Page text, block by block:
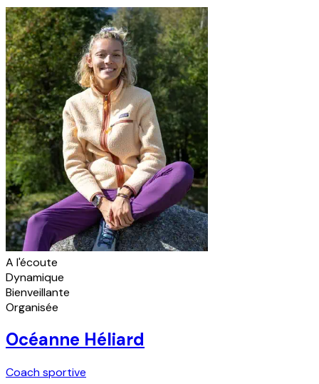
A l'écoute
Dynamique
Bienveillante
Organisée
Océanne Héliard
Coach sportive